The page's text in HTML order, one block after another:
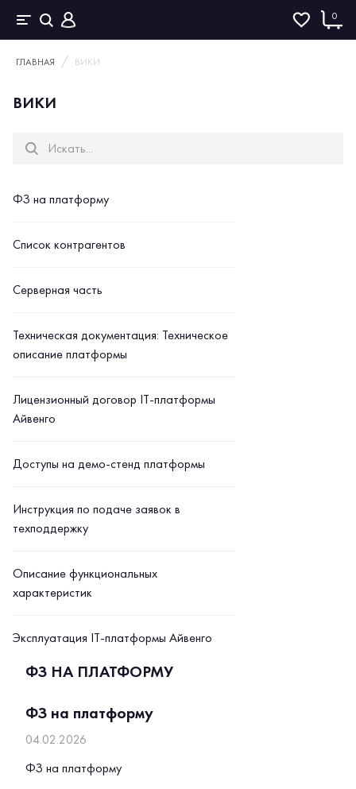
0
ГЛАВНАЯ ВИКИ
ВИКИ
ФЗ на платформу
Список контрагентов
Серверная часть
Техническая документация: Техническое
описание платформы
Лицензионный договор IT-платформы
Айвенго
Доступы на демо-стенд платформы
Инструкция по подаче заявок в
техподдержку
Описание функциональных
характеристик
Эксплуатация IT-платформы Айвенго
ФЗ НА ПЛАТФОРМУ
ФЗ на платформу
04.02.2026
ФЗ на платформу